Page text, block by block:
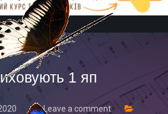
1 яп
Leave a comment